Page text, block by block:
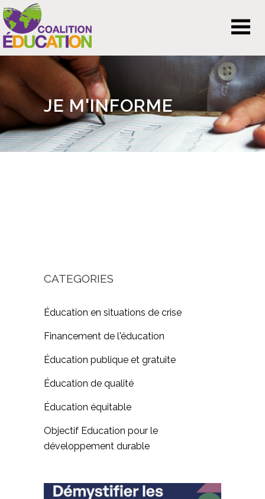
JE M'INFORME
CATEGORIES
Éducation en situations de crise
Financement de l'éducation
Éducation publique et gratuite
Éducation de qualité
Éducation équitable
Objectif Education pour le
développement durable